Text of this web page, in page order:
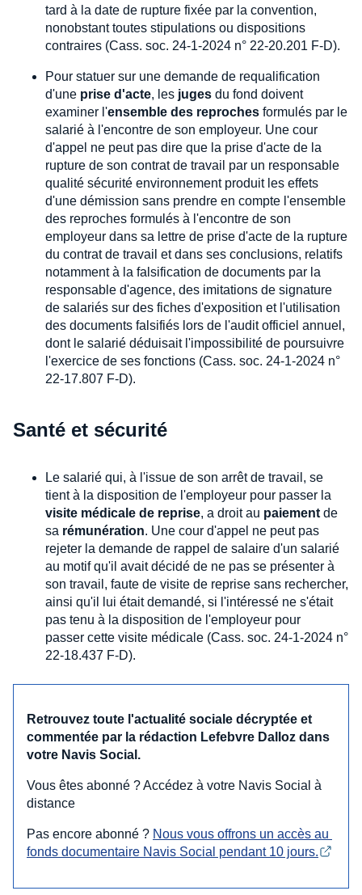
tard à la date de rupture fixée par la convention,
nonobstant toutes stipulations ou dispositions
contraires (Cass. soc. 24-1-2024 n° 22-20.201 F-D).
Pour statuer sur une demande de requalification
d'une prise d'acte, les juges du fond doivent
examiner l'ensemble des reproches formulés par le
salarié à l'encontre de son employeur. Une cour
d'appel ne peut pas dire que la prise d'acte de la
rupture de son contrat de travail par un responsable
qualité sécurité environnement produit les effets
d'une démission sans prendre en compte l'ensemble
des reproches formulés à l'encontre de son
employeur dans sa lettre de prise d'acte de la rupture
du contrat de travail et dans ses conclusions, relatifs
notamment à la falsification de documents par la
responsable d'agence, des imitations de signature
de salariés sur des fiches d'exposition et l'utilisation
des documents falsifiés lors de l'audit officiel annuel,
dont le salarié déduisait l'impossibilité de poursuivre
l'exercice de ses fonctions (Cass. soc. 24-1-2024 n°
22-17.807 F-D).
Santé et sécurité
Le salarié qui, à l'issue de son arrêt de travail, se
tient à la disposition de l'employeur pour passer la
visite médicale de reprise, a droit au paiement de
sa rémunération. Une cour d'appel ne peut pas
rejeter la demande de rappel de salaire d'un salarié
au motif qu'il avait décidé de ne pas se présenter à
son travail, faute de visite de reprise sans rechercher,
ainsi qu'il lui était demandé, si l'intéressé ne s'était
pas tenu à la disposition de l'employeur pour
passer cette visite médicale (Cass. soc. 24-1-2024 n°
22-18.437 F-D).
Retrouvez toute l'actualité sociale décryptée et
commentée par la rédaction Lefebvre Dalloz dans
votre Navis Social.
Vous êtes abonné ? Accédez à votre Navis Social à
distance
Pas encore abonné ? Nous vous offrons un accès au
fonds documentaire Navis Social pendant 10 jours.